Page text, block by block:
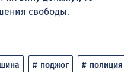
свободы.
поджог полиция